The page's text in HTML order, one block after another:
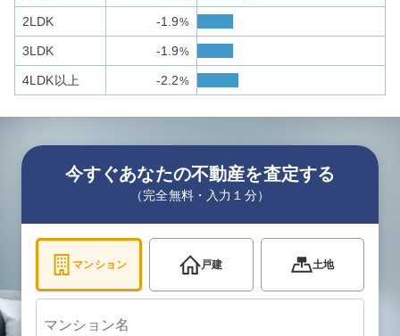
2LDK -1.9%
3LDK -1.9%
4LDK以上 -2.2%
今すぐあなたの不動産を査定する
（完全無料・入力１分）
マンション 戸建 土地